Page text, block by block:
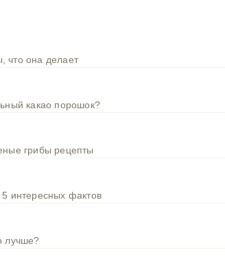
что она делает
какао порошок?
грибы рецепты
интересных фактов
лучше?